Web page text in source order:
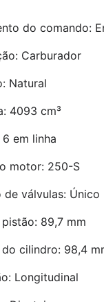
do comando:
Carburador
Natural
4093 cm³
em linha
motor: 250-S
de válvulas:
89,7 mm
cilindro: 98,4
Longitudinal